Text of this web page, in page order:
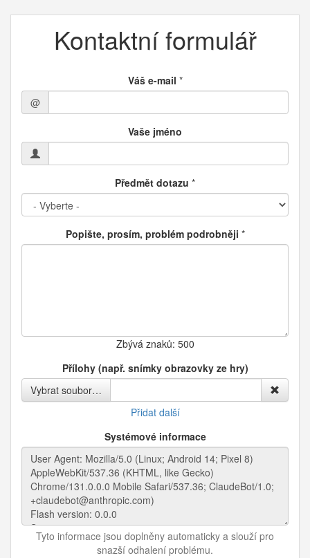
Kontaktní formulář
Váš e-mail *
@
Vaše jméno
Předmět dotazu *
Popište, prosím, problém podrobněji *
Zbývá znaků: 500
Přílohy (např. snímky obrazovky ze hry)
Vybrat soubor…
Přidat další
Systémové informace
Tyto informace jsou doplněny automaticky a slouží pro
snazší odhalení problému.